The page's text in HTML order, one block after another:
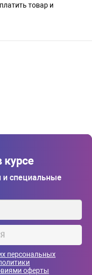
товар и
курсе
и специальные
персональных
оферты